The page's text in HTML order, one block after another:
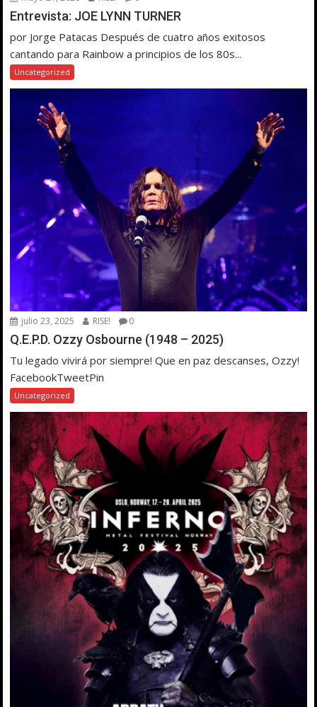
Entrevista: JOE LYNN TURNER
por Jorge Patacas Después de cuatro años exitosos
cantando para Rainbow a principios de los 80s...
Uncategorized
julio 23, 2025 RISE! 0
Q.E.P.D. Ozzy Osbourne (1948 – 2025)
Tu legado vivirá por siempre! Que en paz descanses, Ozzy!
FacebookTweetPin
Uncategorized